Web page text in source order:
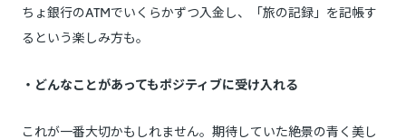
ちょ銀行のATMでいくらかずつ入金し、「旅の記録」を記帳す
るという楽しみ方も。
・どんなことがあってもポジティブに受け入れる
これが一番大切かもしれません。期待していた絶景の青く美し